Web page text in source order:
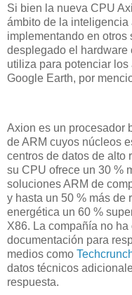
Si bien la nueva CPU
ámbito de la inteligencia
implementando en otros
desplegado el hardware
utiliza para potenciar
Google Earth, por
Axion es un procesador
de ARM cuyos núcleos
centros de datos de alto
su CPU ofrece un 30 %
soluciones ARM de
y hasta un 50 % más de
energética un 60 %
X86. La compañía no
documentación para
medios como
datos técnicos
respuesta.